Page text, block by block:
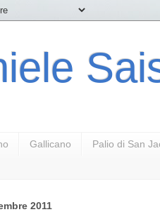
Gallicano Palio di San
2011